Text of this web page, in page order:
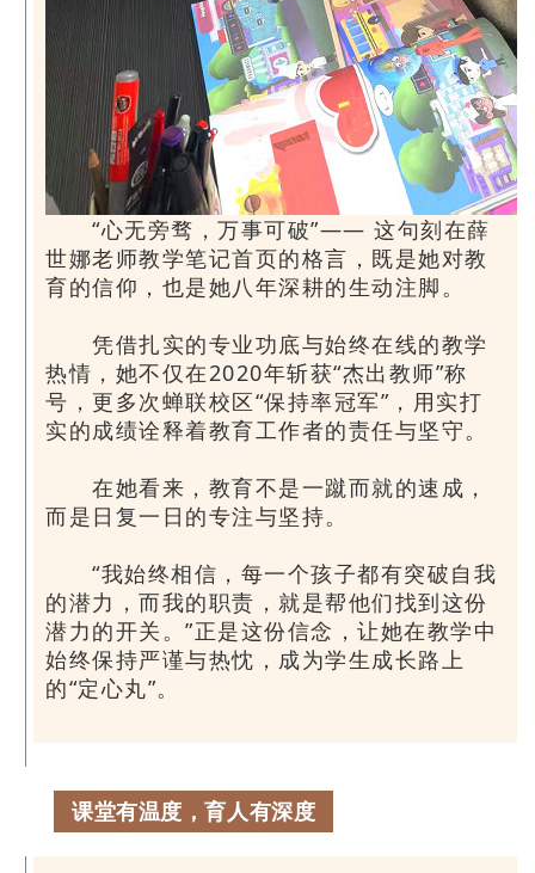
“心无旁骛，万事可破”—— 这句刻在薛
世娜老师教学笔记首页的格言，既是她对教
育的信仰，也是她八年深耕的生动注脚。
凭借扎实的专业功底与始终在线的教学
热情，她不仅在2020年斩获“杰出教师”称
号，更多次蝉联校区“保持率冠军”，用实打
实的成绩诠释着教育工作者的责任与坚守。
在她看来，教育不是一蹴而就的速成，
而是日复一日的专注与坚持。
“我始终相信，每一个孩子都有突破自我
的潜力，而我的职责，就是帮他们找到这份
潜力的开关。”正是这份信念，让她在教学中
始终保持严谨与热忱，成为学生成长路上
的“定心丸”。
课堂有温度，育人有深度